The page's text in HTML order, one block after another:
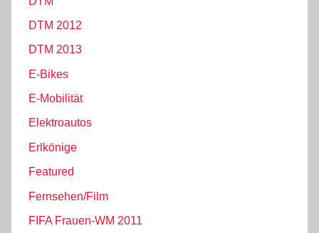
DTM 2012
DTM 2013
E-Bikes
E-Mobilität
Elektroautos
Erlkönige
Featured
Fernsehen/Film
FIFA Frauen-WM 2011